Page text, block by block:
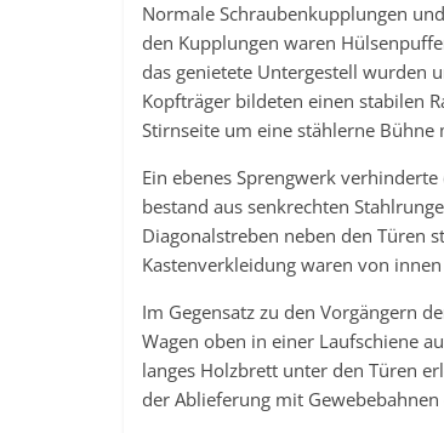
Normale Schraubenkupplungen
den Kupplungen waren
das genietete Untergestell wurden
Kopfträger bildeten einen stabilen
Stirnseite um eine stählerne
Ein ebenes Sprengwerk
bestand aus senkrechten
Diagonalstreben neben den Türen
Kastenverkleidung waren von
Im Gegensatz zu den Vorgängern
Wagen oben in einer Laufschiene
langes Holzbrett unter den Türen
der Ablieferung mit Gewebebahnen